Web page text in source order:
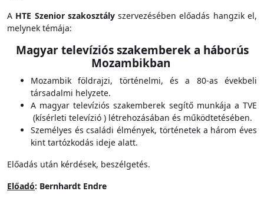
A HTE Szenior szakosztályszervezésében előadás hangzik el,
melynek témája:
Magyar televíziós szakemberek a háborús
Mozambikban
Mozambik földrajzi, történelmi, és a 80-as évekbeli
társadalmi helyzete.
A magyar televíziós szakemberek segítő munkája a TVE
(kísérleti televízió ) létrehozásában és működtetésében.
Személyes és családi élmények, történetek a három éves
kint tartózkodás ideje alatt.
Előadás után kérdések, beszélgetés.
Előadó: Bernhardt Endre